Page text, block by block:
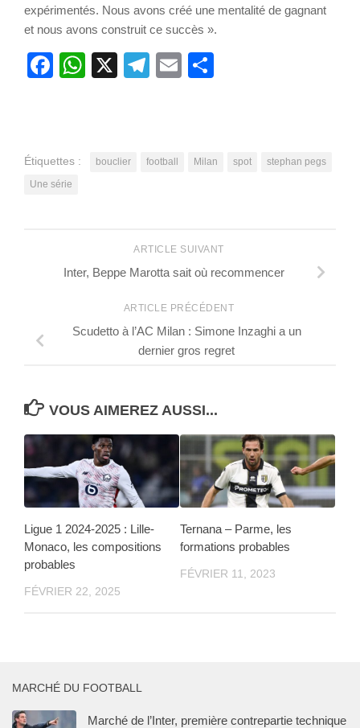
expérimentés. Nous avons créé une mentalité de gagnant
et nous avons construit ce succès ».
Facebook
WhatsApp
X Telegram
Email
Étiquettes : bouclier football Milan spot
stephan pegs
Une série
ARTICLE SUIVANT
Inter, Beppe Marotta sait où recommencer
ARTICLE PRÉCÉDENT
Scudetto à l’AC Milan : Simone Inzaghi a un
dernier gros regret
VOUS AIMEREZ AUSSI...
Ligue 1 2024-2025 : Lille-
Monaco, les compositions
probables
FÉVRIER 22, 2025
Ternana – Parme, les
formations probables
FÉVRIER 11, 2023
MARCHÉ DU FOOTBALL
Marché de l’Inter, première contrepartie technique